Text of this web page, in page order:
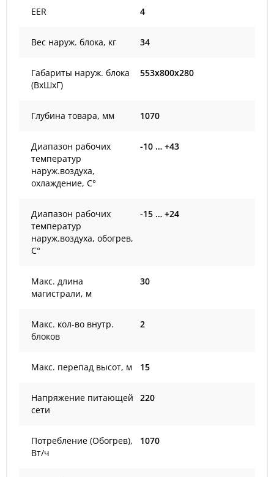
EER 4
Вес наруж. блока, кг 34
Габариты наруж. блока
(ВxШxГ)
553x800x280
Глубина товара, мм 1070
Диапазон рабочих
температур
наруж.воздуха,
охлаждение, С°
-10 … +43
Диапазон рабочих
температур
наруж.воздуха, обогрев,
С°
-15 … +24
Макс. длина
магистрали, м
30
Макс. кол-во внутр.
блоков
2
Макс. перепад высот, м 15
Напряжение питающей
сети
220
Потребление (Обогрев),
Вт/ч
1070